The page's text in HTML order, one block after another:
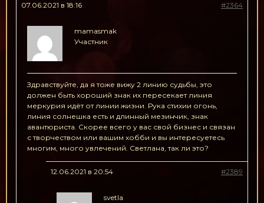
07.06.2021 в 18:16 #2364
mamasmak
Участник
Здравствуйте, да я тоже вижу 2 линию судьбы, это
должен быть хороший знак их пересекает линия
меркурия идёт от линии жизни. Рука стихии огонь,
линия солнешка есть и длинный мезинчик, знак
авантюриста. Скорее всего у вас свой бизнес и связан
с творчеством или вашим хобби и вы интересуетесь
многим, много увлечений. Светлана, так ли это?
12.06.2021 в 20:54 #2389
svetla